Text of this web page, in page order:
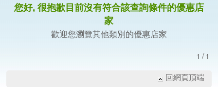
您好, 很抱歉目前沒有符合該查詢條件的優惠店
家
歡迎您瀏覽其他類別的優惠店家
1/1
回網頁頂端